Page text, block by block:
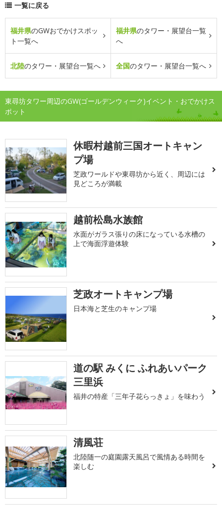
一覧に戻る
福井県のGWおでかけスポッ
ト一覧へ
福井県のタワー・展望台一覧
へ
北陸のタワー・展望台一覧へ 全国のタワー・展望台一覧へ
東尋坊タワー周辺のGW(ゴールデンウィーク)イベント・おでかけス
ポット
休暇村越前三国オートキャン
プ場
芝政ワールドや東尋坊から近く、周辺には
見どころが満載
越前松島水族館
水面がガラス張りの床になっている水槽の
上で海面浮遊体験
芝政オートキャンプ場
日本海と芝生のキャンプ場
道の駅 みくに ふれあいパーク
三里浜
福井の特産「三年子花らっきょ」を味わう
清風荘
北陸随一の庭園露天風呂で風情ある時間を
楽しむ